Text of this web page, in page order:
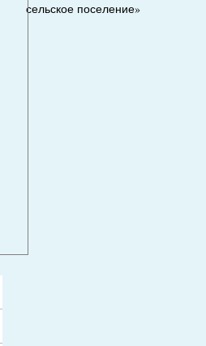
сельское поселение»